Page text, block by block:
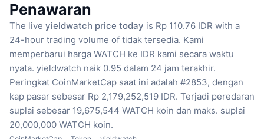
Penawaran
The live yieldwatch price today is Rp 110.76 IDR with a
24-hour trading volume of tidak tersedia. Kami
memperbarui harga WATCH ke IDR kami secara waktu
nyata. yieldwatch naik 0.95 dalam 24 jam terakhir.
Peringkat CoinMarketCap saat ini adalah #2853, dengan
kap pasar sebesar Rp 2,179,252,519 IDR. Terjadi peredaran
suplai sebesar 19,675,544 WATCH koin dan maks. suplai
20,000,000 WATCH koin.